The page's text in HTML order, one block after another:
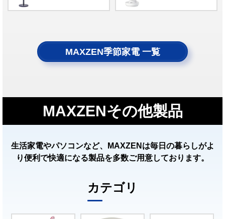
MAXZEN季節家電 一覧
MAXZENその他製品
生活家電やパソコンなど、MAXZENは毎日の暮らしがよ
り便利で快適になる製品を多数ご用意しております。
カテゴリ